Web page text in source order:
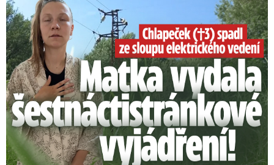
Smrtelný pád chlapce: Matka vydala vyjádření na 16 stran